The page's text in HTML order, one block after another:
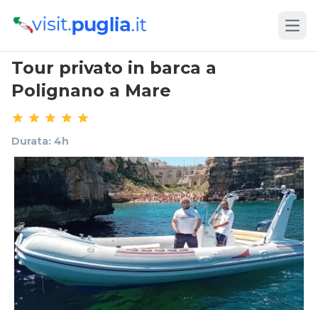
Tour privato in barca a
Polignano a Mare
Durata: 4h